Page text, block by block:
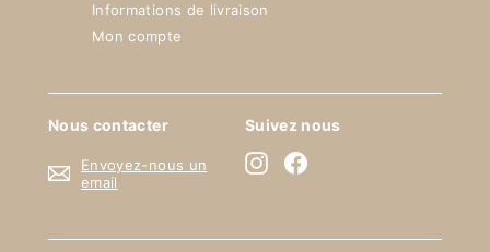
Informations de livraison
Mon compte
Nous contacter
Envoyez-nous un
email
Suivez nous
Instagram